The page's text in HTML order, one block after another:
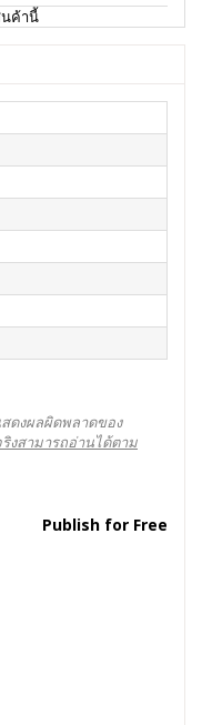
ค้านี้
ดงผลผิดพลาดของ
งสามารถอ่านได้ตาม
Publish for Free